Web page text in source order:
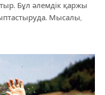
Бұл әлемдік қаржы
Мысалы,